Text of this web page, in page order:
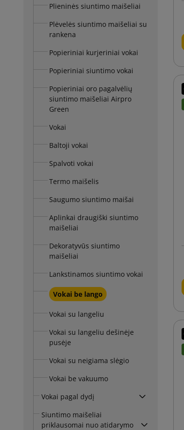
Plieninės siuntimo maišeliai
Plėvelės siuntimo maišeliai su
rankena
Popieriniai kurjeriniai vokai
Popieriniai siuntimo vokai
Popieriniai oro pagalvėlių
siuntimo maišeliai Airpro
Green
Vokai
Baltoji vokai
Spalvoti vokai
Termo maišelis
Saugumo siuntimo maišai
Aplinkai draugiški siuntimo
maišeliai
Dekoratyvūs siuntimo
maišeliai
Lankstinamos siuntimo vokai
Vokai be lango
Vokai su langeliu
Vokai su langeliu dešinėje
pusėje
Vokai su neigiama slėgio
Vokai be vakuumo
Vokai pagal dydį
Siuntimo maišeliai
priklausomai nuo atidarymo